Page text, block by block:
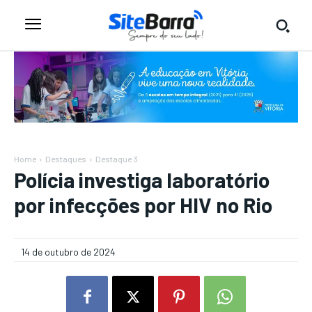
Home Destaques Destaque 3
Polícia investiga laboratório
por infecções por HIV no Rio
14 de outubro de 2024